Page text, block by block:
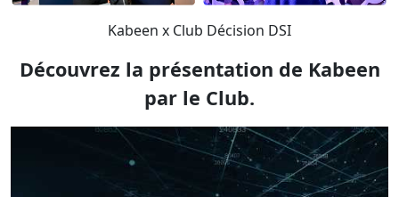
Kabeen x Club Décision DSI
Découvrez la présentation de Kabeen
par le Club.